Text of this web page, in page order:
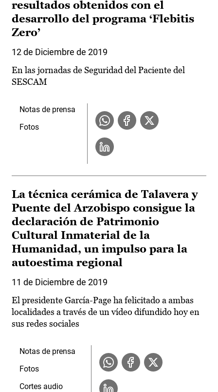
resultados obtenidos con el
desarrollo del programa ‘Flebitis
Zero’
12 de Diciembre de 2019
En las jornadas de Seguridad del Paciente del
SESCAM
Notas de prensa
Fotos
La técnica cerámica de Talavera y
Puente del Arzobispo consigue la
declaración de Patrimonio
Cultural Inmaterial de la
Humanidad, un impulso para la
autoestima regional
11 de Diciembre de 2019
El presidente García-Page ha felicitado a ambas
localidades a través de un vídeo difundido hoy en
sus redes sociales
Notas de prensa
Fotos
Cortes audio